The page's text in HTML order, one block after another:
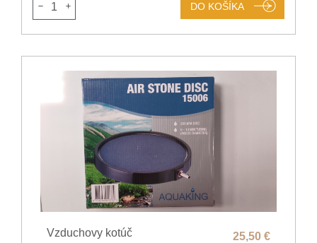
1 DO KOŠÍKA
Vzduchovy kotúč 25,50 €